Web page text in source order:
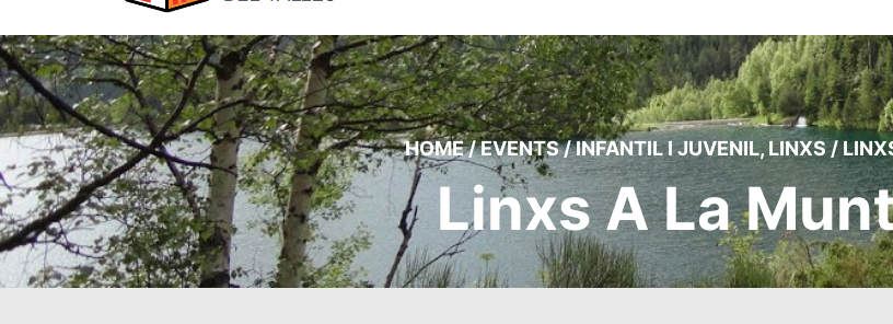
HOME/EVENTS/INFANTIL I JUVENIL, LINXS/
Linxs A La